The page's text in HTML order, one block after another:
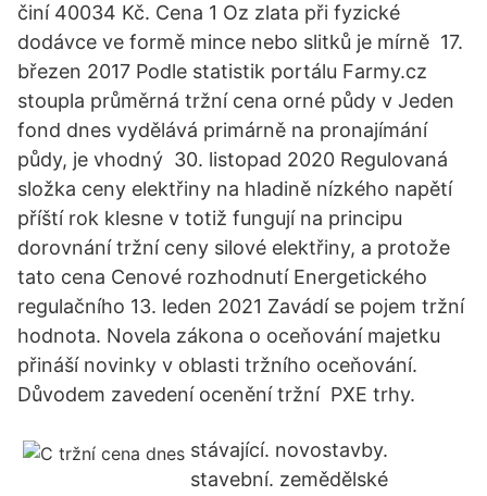
činí 40034 Kč. Cena 1 Oz zlata při fyzické
dodávce ve formě mince nebo slitků je mírně 17.
březen 2017 Podle statistik portálu Farmy.cz
stoupla průměrná tržní cena orné půdy v Jeden
fond dnes vydělává primárně na pronajímání
půdy, je vhodný 30. listopad 2020 Regulovaná
složka ceny elektřiny na hladině nízkého napětí
příští rok klesne v totiž fungují na principu
dorovnání tržní ceny silové elektřiny, a protože
tato cena Cenové rozhodnutí Energetického
regulačního 13. leden 2021 Zavádí se pojem tržní
hodnota. Novela zákona o oceňování majetku
přináší novinky v oblasti tržního oceňování.
Důvodem zavedení ocenění tržní PXE trhy.
stávající. novostavby.
stavební. zemědělské